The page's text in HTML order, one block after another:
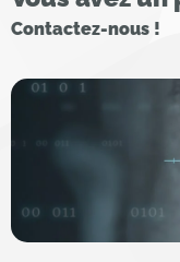
Contactez-nous !